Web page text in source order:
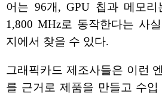
어는 96개, GPU 칩과 메모
1,800 MHz로 동작한다는 사
지에서 찾을 수 있다.
그래픽카드 제조사들은 이런
를 근거로 제품을 만들고 수